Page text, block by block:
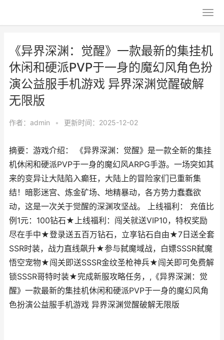
《异界深渊：觉醒》一款最新的集挂机
休闲和硬派PVP于一身的魔幻风角色扮
演公益服手机游戏 异界深渊觉醒破解
无限版
作者： admin • 更新时间：2025-12-02
摘要：游戏介绍： 《异界深渊：觉醒》是一款全新的集挂
机休闲和硬派PVP于一身的魔幻风ARPG手游。一场突如其
来的变异让大陆陷入癫狂，大陆上的冒险家们已重新集
结！暗影迷宫、炼金矿场、地精暴动，各方势力蠢蠢欲
动，这是一次关于觉醒的深渊攻坚战。 上线福利： 充值比
例1元：100钻石★上线福利：闯关就送VIP10，特权奖励
尽在手中★登录送五百万钻石，立享钻石自由★7日送全套
SSR时装，战力直线飙升★参与弑魔域战，白嫖SSSR弑魔
悟空宠物★闯关即送SSSR金纹圣枪神兵★闯关即可免费解
锁SSSR哥特时装★完成新服攻略任务，,《异界深渊：觉
醒》一款最新的集挂机休闲和硬派PVP于一身的魔幻风角
色扮演公益服手机游戏 异界深渊觉醒破解无限版